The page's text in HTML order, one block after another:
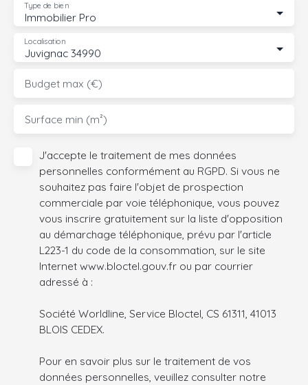
Immobilier Pro
Type de bien
Juvignac 34990
Localisation
Budget max (€)
Surface min (m²)
J'accepte le traitement de mes données
personnelles conformément au RGPD. Si vous ne
souhaitez pas faire l'objet de prospection
commerciale par voie téléphonique, vous pouvez
vous inscrire gratuitement sur la liste d'opposition
au démarchage téléphonique, prévu par l'article
L223-1 du code de la consommation, sur le site
Internet www.bloctel.gouv.fr ou par courrier
adressé à :
Société Worldline, Service Bloctel, CS 61311, 41013
BLOIS CEDEX.
Pour en savoir plus sur le traitement de vos
données personnelles, veuillez consulter notre